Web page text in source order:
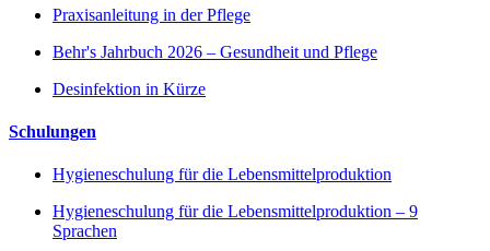
Praxisanleitung in der Pflege
Behr's Jahrbuch 2026 – Gesundheit und Pflege
Desinfektion in Kürze
Schulungen
Hygieneschulung für die Lebensmittelproduktion
Hygieneschulung für die Lebensmittelproduktion – 9
Sprachen